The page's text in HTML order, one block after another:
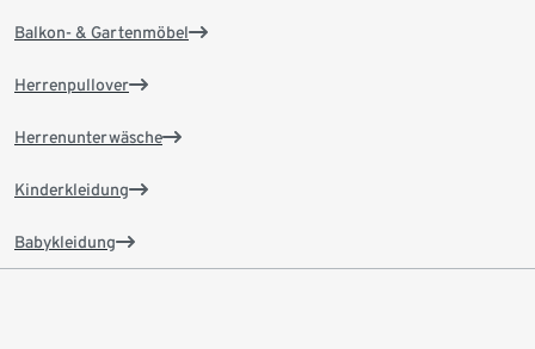
Balkon- & Gartenmöbel
Herrenpullover
Herrenunterwäsche
Kinderkleidung
Babykleidung